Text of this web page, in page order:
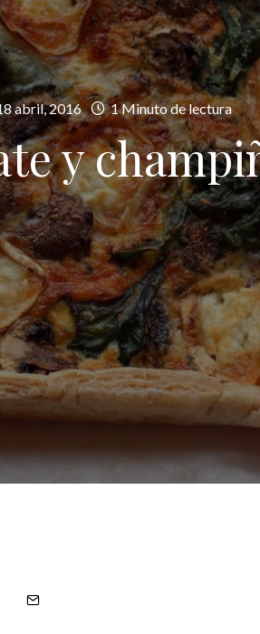
abril, 2016 1 Minuto de lectura
y